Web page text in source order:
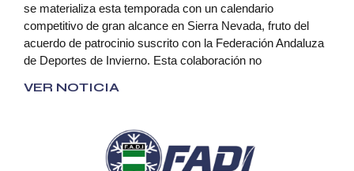
se materializa esta temporada con un calendario
competitivo de gran alcance en Sierra Nevada, fruto del
acuerdo de patrocinio suscrito con la Federación Andaluza
de Deportes de Invierno. Esta colaboración no
VER NOTICIA